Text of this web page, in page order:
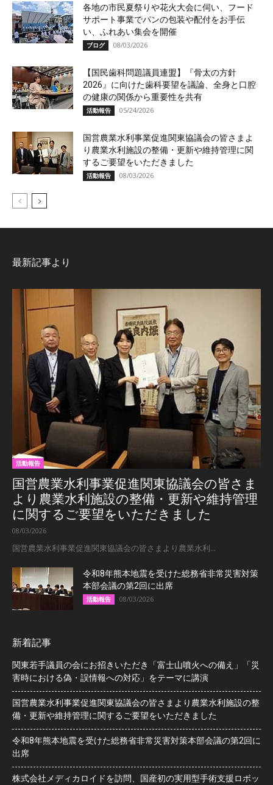
各地の市民夏祭りや花火大会に伺い、フード
サポート事業でパンの包装や配付をお手伝
い、ふれあい集会を開催
ブログ 08/03/2026
【国民歯科問題議員連盟】『骨太の方針
2026』に向けた歯科要望を議論、全身と口腔
の健康の関係から重要性を共有
活動報告 05/24/2026
国営農業水利事業促進関東協議会の皆さまよ
り農業水利施設の整備・更新や維持管理に関
するご要望をいただきました
活動報告 08/03/2026
最新記事より
活動報告
国営農業水利事業促進関東協議会の皆さま
より農業水利施設の整備・更新や維持管理
に関するご要望をいただきました
08/03/2026
国営農業水利事業促進関東協議会の皆さまより農業水利...
令和8年熊本地震を受けた総務省非常災害対策
本部会議の第2回に出席
活動報告 08/03/2026
新着記事
関東若手議員の会にお招きいただき「富士山噴火への備え」「災
害時における偽・誤情報への対応」をテーマに講演
国営農業水利事業促進関東協議会の皆さまより農業水利施設の整
備・更新や維持管理に関するご要望をいただきました
令和8年熊本地震を受けた総務省非常災害対策本部会議の第2回に
出席
株式会社メディカロイドを訪問、国産初の実用型手術支援ロボッ